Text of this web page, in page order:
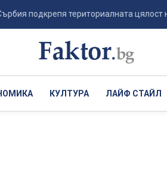
териториалната цялост на
КУЛТУРА ЛАЙФ СТАЙЛ